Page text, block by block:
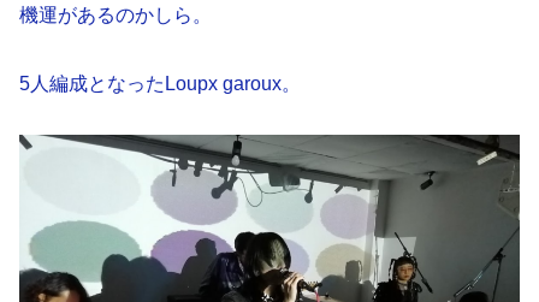
機運があるのかしら。
5人編成となったLoupx garoux。